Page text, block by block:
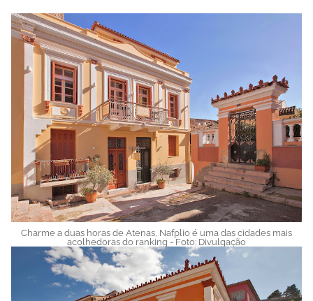
Charme a duas horas de Atenas, Nafplio é uma das cidades mais
acolhedoras do ranking - Foto: Divulgação